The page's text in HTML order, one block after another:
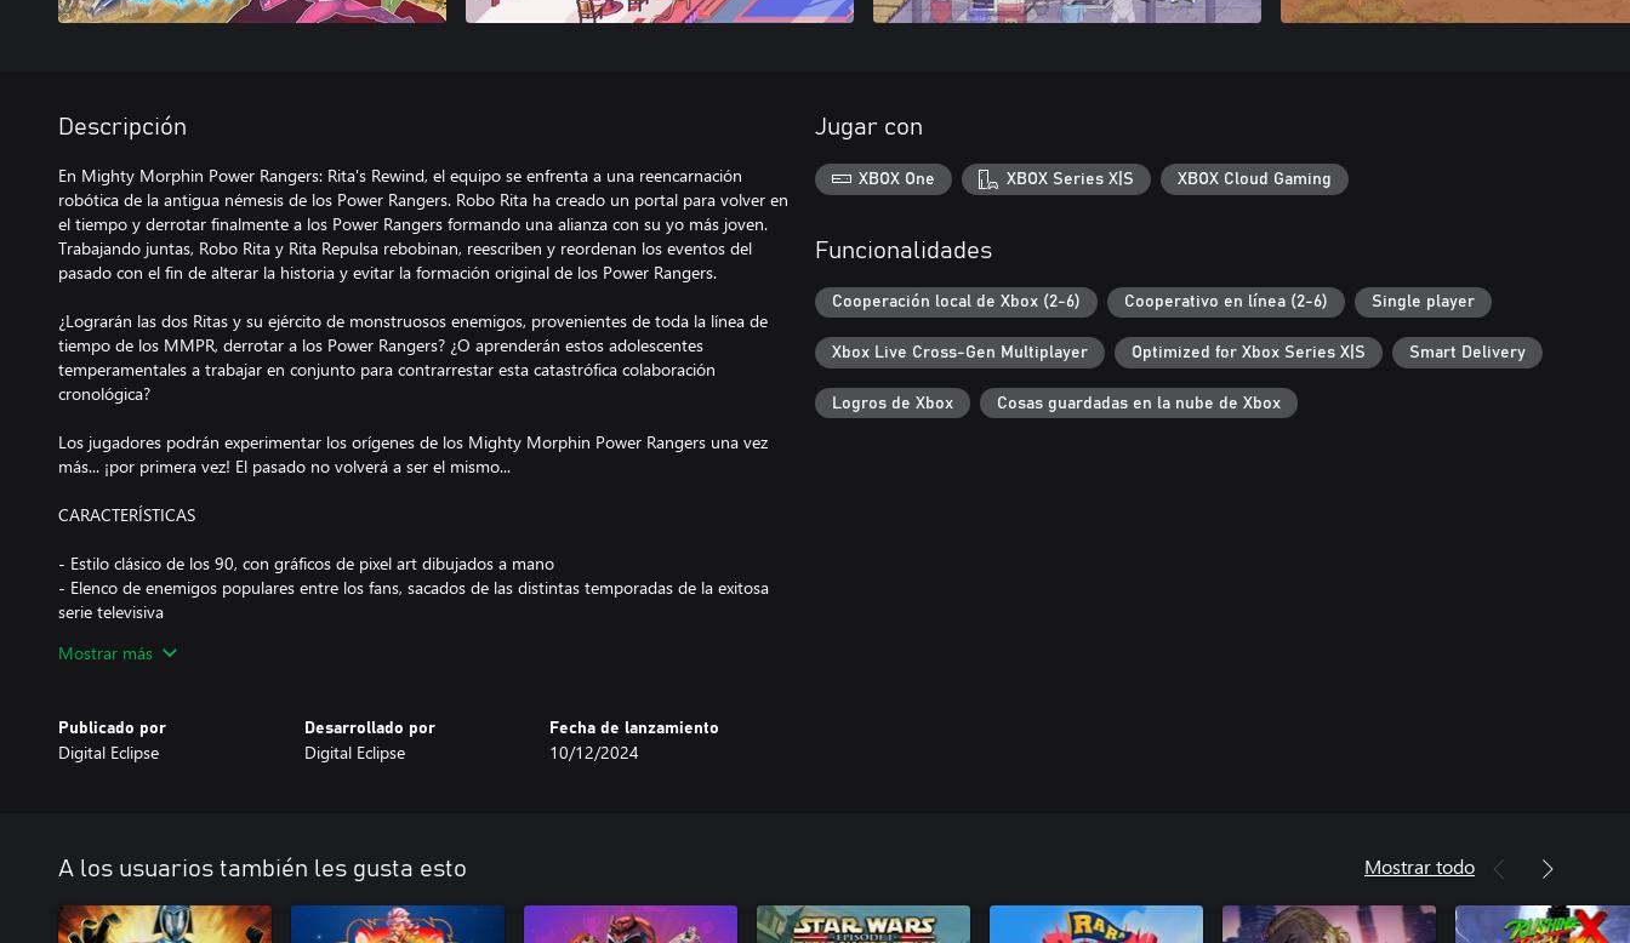
Descripción
En Mighty Morphin Power Rangers: Rita's Rewind, el equipo se enfrenta a una reencarnación
robótica de la antigua némesis de los Power Rangers. Robo Rita ha creado un portal para volver en
el tiempo y derrotar finalmente a los Power Rangers formando una alianza con su yo más joven.
Trabajando juntas, Robo Rita y Rita Repulsa rebobinan, reescriben y reordenan los eventos del
pasado con el fin de alterar la historia y evitar la formación original de los Power Rangers.
¿Lograrán las dos Ritas y su ejército de monstruosos enemigos, provenientes de toda la línea de
tiempo de los MMPR, derrotar a los Power Rangers? ¿O aprenderán estos adolescentes
temperamentales a trabajar en conjunto para contrarrestar esta catastrófica colaboración
cronológica?
Los jugadores podrán experimentar los orígenes de los Mighty Morphin Power Rangers una vez
más... ¡por primera vez! El pasado no volverá a ser el mismo...
CARACTERÍSTICAS
- Estilo clásico de los 90, con gráficos de pixel art dibujados a mano
- Elenco de enemigos populares entre los fans, sacados de las distintas temporadas de la exitosa
serie televisiva
- Acción y peleas en 2D con secuencias de disparos y conducción de vehículos de estilo arcade
Mostrar más
Publicado por
Digital Eclipse
Desarrollado por
Digital Eclipse
Fecha de lanzamiento
10/12/2024
Jugar con
XBOX One XBOX Series X|S XBOX Cloud Gaming
Funcionalidades
Cooperación local de Xbox (2-6) Cooperativo en línea (2-6) Single player
Xbox Live Cross-Gen Multiplayer Optimized for Xbox Series X|S Smart Delivery
Logros de Xbox Cosas guardadas en la nube de Xbox
A los usuarios también les gusta esto Mostrar todo